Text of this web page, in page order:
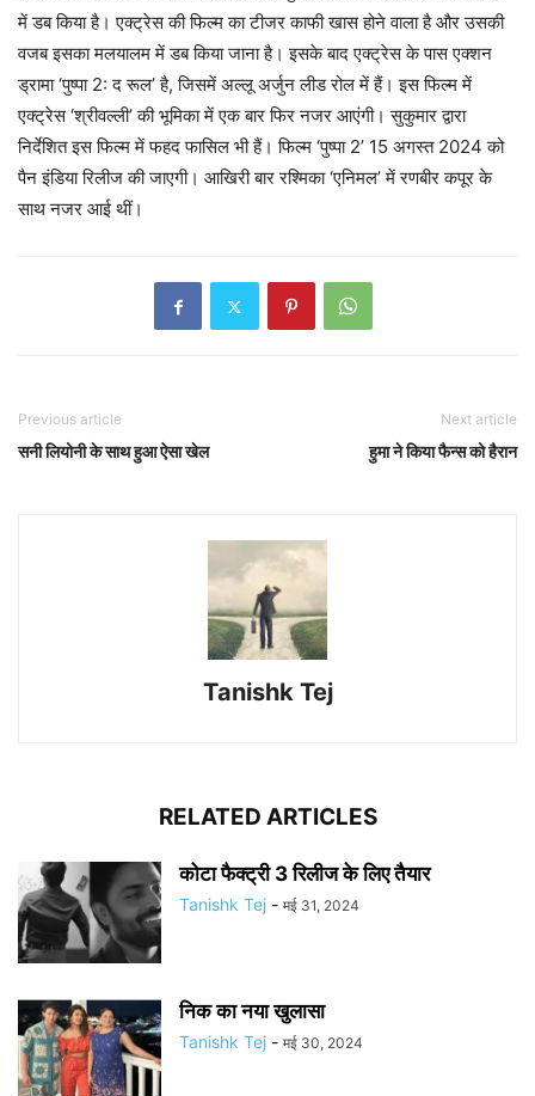
में डब किया है। एक्ट्रेस की फिल्म का टीजर काफी खास होने वाला है और उसकी
वजब इसका मलयालम में डब किया जाना है। इसके बाद एक्ट्रेस के पास एक्शन
ड्रामा ‘पुष्पा 2: द रूल’ है, जिसमें अल्लू अर्जुन लीड रोल में हैं। इस फिल्म में
एक्ट्रेस ‘श्रीवल्ली’ की भूमिका में एक बार फिर नजर आएंगी। सुकुमार द्वारा
निर्देशित इस फिल्म में फहद फासिल भी हैं। फिल्म ‘पुष्पा 2’ 15 अगस्त 2024 को
पैन इंडिया रिलीज की जाएगी। आखिरी बार रश्मिका ‘एनिमल’ में रणबीर कपूर के
साथ नजर आई थीं।
Previous article
सनी लियोनी के साथ हुआ ऐसा खेल
Next article
हुमा ने किया फैन्स को हैरान
Tanishk Tej
RELATED ARTICLES
कोटा फैक्ट्री 3 रिलीज के लिए तैयार
Tanishk Tej - मई 31, 2024
निक का नया खुलासा
Tanishk Tej - मई 30, 2024